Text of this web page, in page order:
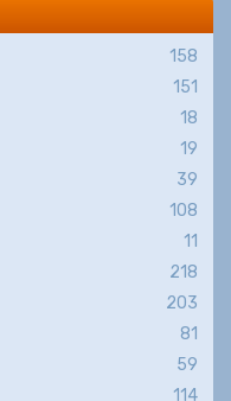
158
151
18
19
39
108
11
218
203
81
59
114